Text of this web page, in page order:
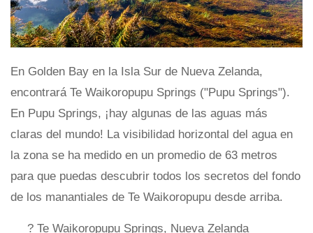
En Golden Bay en la Isla Sur de Nueva Zelanda,
encontrará Te Waikoropupu Springs ("Pupu Springs").
En Pupu Springs, ¡hay algunas de las aguas más
claras del mundo! La visibilidad horizontal del agua en
la zona se ha medido en un promedio de 63 metros
para que puedas descubrir todos los secretos del fondo
de los manantiales de Te Waikoropupu desde arriba.
? Te Waikoropupu Springs, Nueva Zelanda